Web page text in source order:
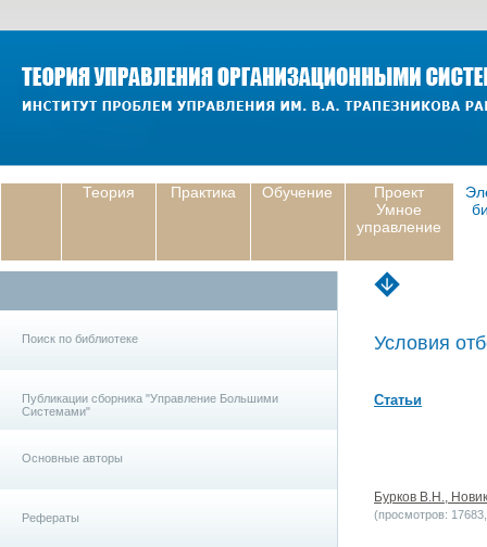
Теория Практика Обучение
Проект
Умное
управление
Поиск по библиотеке
Публикации сборника "Управление Большими
Системами"
Основные авторы
Рефераты
Условия
Статьи
Бурков В.Н.,
(просмотров: